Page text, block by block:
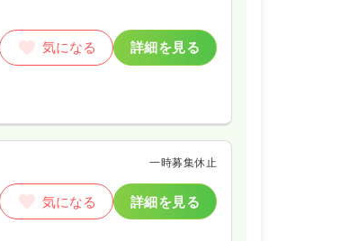
気になる 詳細を見る
一時募集休止
気になる 詳細を見る